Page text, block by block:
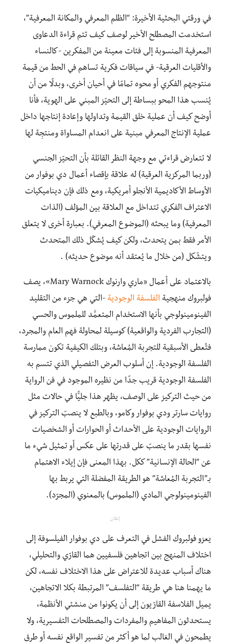
في ورقتي البحثية الأخيرة: “الظلم المعرفي والمكانة المعرفية”،
استخدمت المصطلح الأخير لوصف كيف تتم قراءة الدعاوى
المعرفية المنسوبة إلى فئات معينة من المفكرين -كالنساء
والأقليات العرقية- في سياقات فكرية تساهم في الحط من قيمة
منتوجهم الفكري أو محوه تمامًا في أحيان أخرى، وبدلًا من أن
يُنسب هذا المحو ببساطة إلى التحيّز المبني على الهوية، فأنا
أوضح كيف أن عملية خلق القيمة وتداولها وإعادة إنتاجها داخل
عملية الإنتاج المعرفي مبنية على انعدام المساواة ومنتجِة لها
لا تتعارض قراءتي مع وجهة النظر القائلة بأن التحيّز الجنسي
(وربما المركزية العرقية) له علاقة بإقصاء أعمال دي بوفوار من
الأوساط الأكاديمية الأنجلو أمريكية، ومع ذلك فإن ديناميكيات
الاعتراف الفكري تتداخل مع العلاقة بين المؤلف (الذات
المعرفية) وما يبحثه (الموضوع المعرفي). بعبارة أخرى لا يتعلق
الأمر فقط بمن يتحدث، ولكن كيف يُشكّل ذلك المتحدث
ويتشّكل (من خلال ما يُعتقد أنه موضوع حديثه) .
بالاعتماد على أعمال «ماري وارنوك Mary Warnock»، يصف
فولبروك منهجية الفلسفة الوجودية -التي هي جزء من التقليد
الفينومينولوجي بأنها الاستخدام المتعمَّد للملموس والحسي
(التجارب الفردية والواقعية) كوسيلة لمحاولة فهم العام والمجرد،
فتُعطى الأسبقية للتجربة المُعاشة، وبتلك الكيفية تكون ممارسة
الفلسفة الوجودية. إن أسلوب العرض التفصيلي الذي تتسم به
الفلسفة الوجودية قريب جدًا من نظيره الموجود في فن الرواية
من حيث التركيز على الوصف، يظهر هذا جليًّا في حالات مثل
روايات سارتر ودي بوفوار وكامو، وبالطبع لا ينصبّ التركيز في
الروايات الوجودية على الأحداث أو الحوارات أو الشخصيات
نفسها بقدر ما ينصبّ على قدرتها على عكس أو تمثيل شيء ما
عن “الحالة الإنسانية” ككل. بهذا المعنى فإن إيلاء الاهتمام
بـ”التجربة المُعاشة” هو الطريقة المفضلة التي يربط بها
الفينومينولوجي المادي (الملموس) بالمعنوي (المجرّد).
إعلان
يعزو فولبروك الفشل في التعرف على دي بوفوار الفيلسوفة إلى
اختلاف المنهج بين اتجاهين فلسفيين هما القارّي والتحليلي،
هناك أسباب عديدة للاعتراض على هذا الاختلاف نفسه، لكن
ما يهمنا هنا هي طريقة “التفلسف” المرتبطة بكلا الاتجاهين،
يميل الفلاسفة القارّيون إلى أن يكونوا من منشئي الأنظمة،
يستحدثون المفاهيم والمفردات والمصطلحات التفسيرية، ولا
يطمحون في الغالب لما هو أكثر من تفسير الواقع نفسه أو طرق